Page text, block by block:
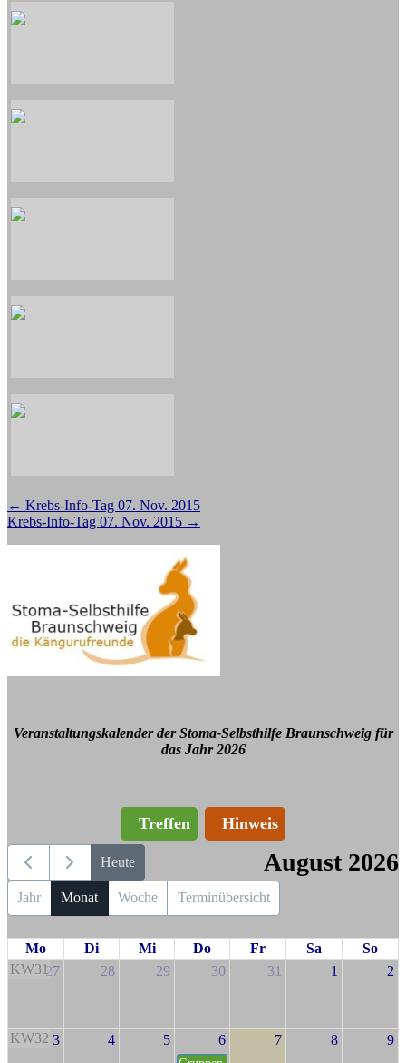
Beitragsnavigation
← Krebs-Info-Tag 07. Nov. 2015
Krebs-Info-Tag 07. Nov. 2015 →
Veranstaltungskalender der Stoma-Selbsthilfe Braunschweig für
das Jahr 2026
Treffen Hinweis
Heute August 2026
Jahr Monat Woche Terminübersicht
Mo Di Mi Do Fr Sa
So
KW3127 28 29 30 31 1 2
KW32 3 4 5 6 7 8 9